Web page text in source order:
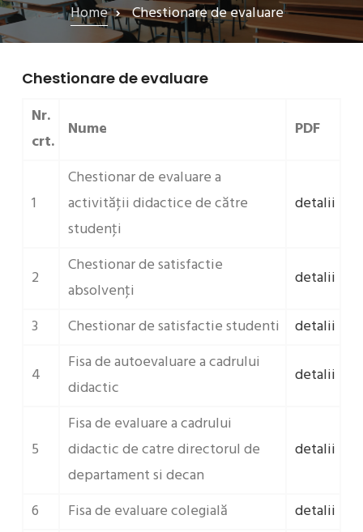
Home Chestionare de evaluare
Chestionare de evaluare
Nr.
crt.
Nume PDF
1
Chestionar de evaluare a
activităţii didactice de către
studenţi
detalii
2
Chestionar de satisfactie
absolvenţi
detalii
3 Chestionar de satisfactie studenti detalii
4
Fisa de autoevaluare a cadrului
didactic
detalii
5
Fisa de evaluare a cadrului
didactic de catre directorul de
departament si decan
detalii
6 Fisa de evaluare colegială
detalii